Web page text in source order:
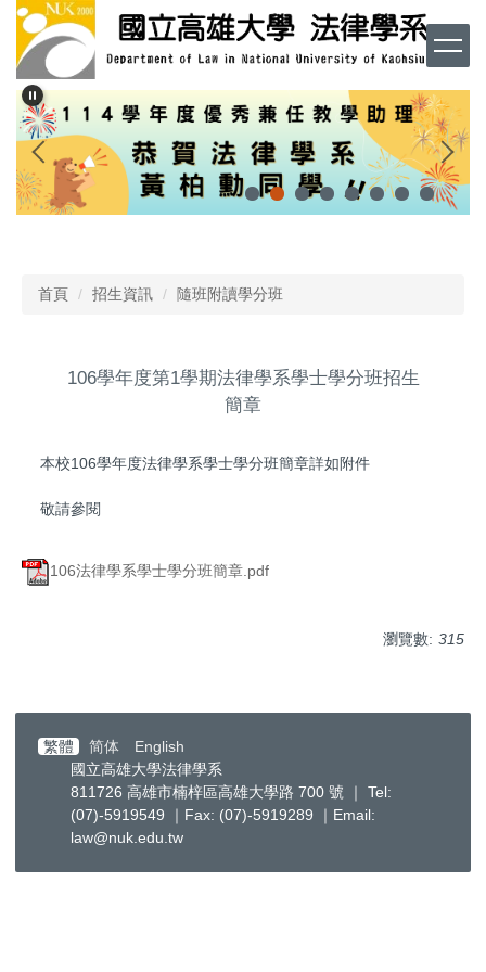
跳
主
要
內
容
首頁 招生資訊 隨班附讀學分班
106學年度第1學期法律學系學士學分班招生
簡章
本校106學年度法律學系學士學分班簡章詳如附件
敬請參閱
106法律學系學士學分班簡章.pdf
瀏覽數: 315
繁體 简体
English
國立高雄大學法律學系
811726 高雄市楠梓區高雄大學路 700 號 ｜ Tel:
(07)-5919549 ｜Fax: (07)-5919289 ｜Email:
law@nuk.edu.tw